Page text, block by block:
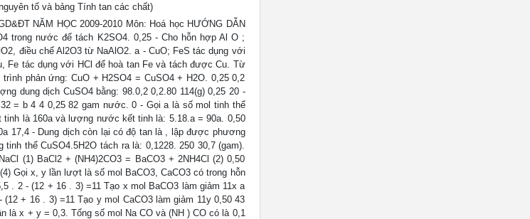
tố và bảng Tính tan các chất)
NĂM HỌC 2009-2010 Môn: Hoá học HƯỚNG DẪN
trong nước để tách K2SO4. 0,25 - Cho hỗn hợp Al O ;
điều chế Al2O3 từ NaAlO2. a - CuO; FeS tác dụng với
Fe tác dụng với HCl để hoà tan Fe và tách được Cu. Từ
phản ứng: CuO + H2SO4 = CuSO4 + H2O. 0,25 0,2
dung dịch CuSO4 bằng: 98.0,2 0,2.80 114(g) 0,25 20 -
= b 4 4 0,25 82 gam nước. 0 - Gọi a là số mol tinh thể
tinh là 160a và lượng nước kết tinh là: 5.18.a = 90a. 0,50
17,4 - Dung dịch còn lại có độ tan là , lập được phương
thể CuSO4.5H2O tách ra là: 0,1228. 250 30,7 (gam).
(1) BaCl2 + (NH4)2CO3 = BaCO3 + 2NH4Cl (2) 0,50
Gọi x, y lần lượt là số mol BaCO3, CaCO3 có trong hỗn
. 2 - (12 + 16 . 3) =11 Tạo x mol BaCO3 làm giảm 11x a
+ 16 . 3) =11 Tạo y mol CaCO3 làm giảm 11y 0,50 43
là x + y = 0,3. Tổng số mol Na CO và (NH ) CO có là 0,1